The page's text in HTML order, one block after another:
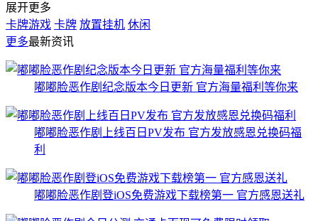
展开更多
卡牌游戏 卡牌 放置挂机 休闲
更多最新资讯
嘟嘟脸恶作剧纪念版本今日更新 官方海量福利等你来
嘟嘟脸恶作剧上线百日PV发布 官方发放感恩兑换码福
利
嘟嘟脸恶作剧登iOS免费游戏下载榜第一 官方感恩送礼